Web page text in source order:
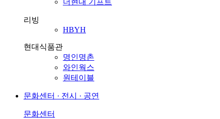
더현대 기프트
리빙
HBYH
현대식품관
명인명촌
와인웍스
원테이블
문화센터 · 전시 · 공연
문화센터